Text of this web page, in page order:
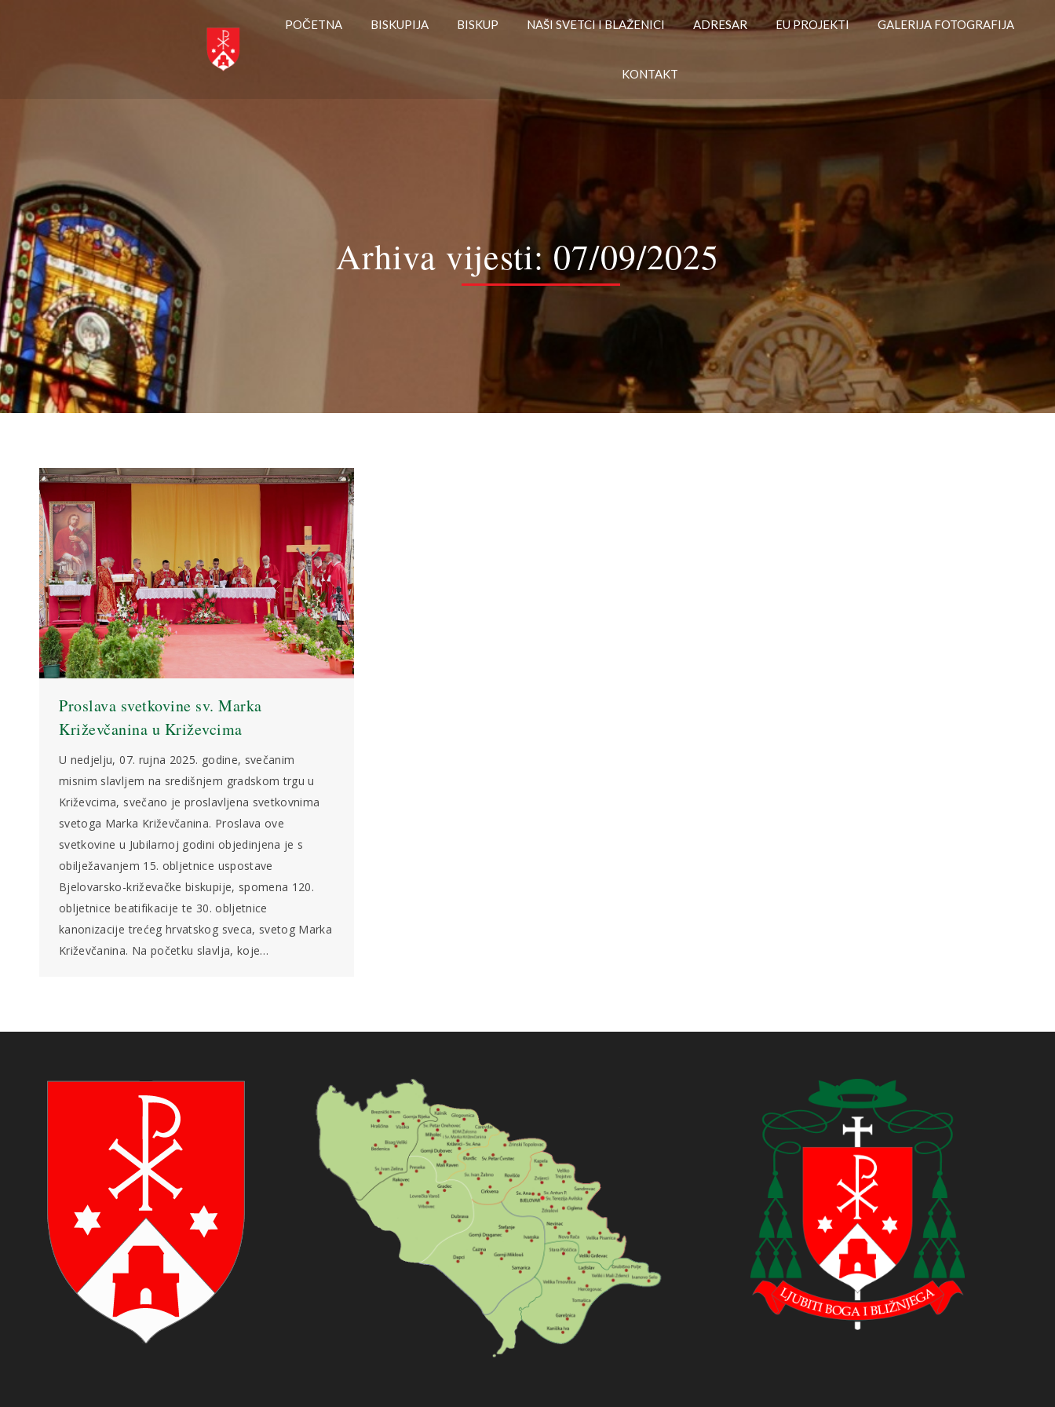
POČETNA BISKUPIJA BISKUP NAŠI SVETCI I BLAŽENICI ADRESAR EU PROJEKTI GALERIJA FOTOGRAFIJA
KONTAKT
Arhiva vijesti: 07/09/2025
Proslava svetkovine sv. Marka
Križevčanina u Križevcima
U nedjelju, 07. rujna 2025. godine, svečanim
misnim slavljem na središnjem gradskom trgu u
Križevcima, svečano je proslavljena svetkovnima
svetoga Marka Križevčanina. Proslava ove
svetkovine u Jubilarnoj godini objedinjena je s
obilježavanjem 15. obljetnice uspostave
Bjelovarsko-križevačke biskupije, spomena 120.
obljetnice beatifikacije te 30. obljetnice
kanonizacije trećeg hrvatskog sveca, svetog Marka
Križevčanina. Na početku slavlja, koje…